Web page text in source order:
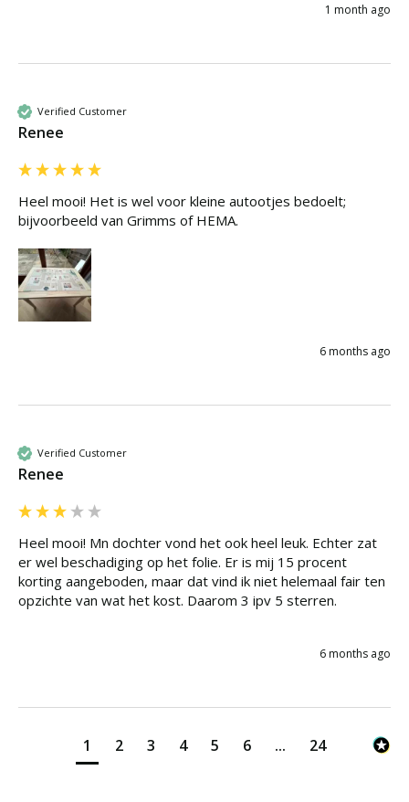
1 month ago
Verified Customer
Renee
Heel mooi! Het is wel voor kleine autootjes bedoelt;
bijvoorbeeld van Grimms of HEMA.
6 months ago
Verified Customer
Renee
Heel mooi! Mn dochter vond het ook heel leuk. Echter zat
er wel beschadiging op het folie. Er is mij 15 procent
korting aangeboden, maar dat vind ik niet helemaal fair ten
opzichte van wat het kost. Daarom 3 ipv 5 sterren.
6 months ago
1 2 3 4 5 6 ... 24